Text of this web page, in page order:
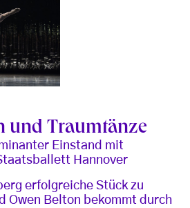
und Traumtänze
Einstand mit
Hannover
erfolgreiche Stück zu
Owen Belton bekommt durch